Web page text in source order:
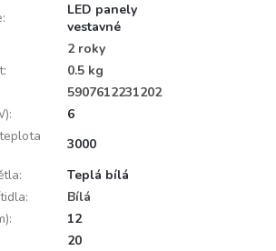
:
LED panely
vestavné
2 roky
:
0.5 kg
5907612231202
:
6
3000
:
Teplá bílá
:
Bílá
:
12
20